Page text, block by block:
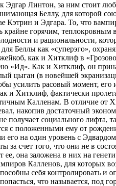
Эдгар Линтон, за ним стоит
Беллу, для которой
Кэтрин и Эдгара. То, что
горячим, теплокровным
и рациональности,
Беллы как «суперэго»,
как и Хитклиф в
«Ид». Как и Хитклиф, он
цыган (в новейшей
усилить расовый момент, его
и Хитклиф, фактически
Калленам. В отличие от
накопив достаточный
получает социального лифта,
с положенными ему от
его на один уровень с
за счет того, что они не в
она заложена в них на
Калленов, для которых
себя контролировать и
что называется, под